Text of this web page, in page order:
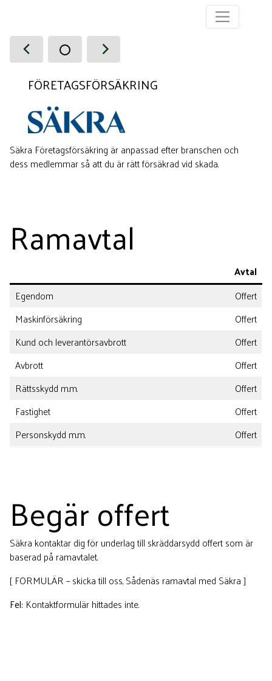
FÖRETAGSFÖRSÄKRING
Säkra Företagsförsäkring är anpassad efter branschen och
dess medlemmar så att du är rätt försäkrad vid skada.
Ramavtal
Avtal
Egendom
Offert
Maskinförsäkring
Offert
Kund och leverantörsavbrott
Offert
Avbrott
Offert
Rättsskydd m.m.
Offert
Fastighet
Offert
Personskydd m.m.
Offert
Begär offert
Säkra kontaktar dig för underlag till skräddarsydd offert som är
baserad på ramavtalet.
[ FORMULÄR – skicka till oss, Sådenäs ramavtal med Säkra ]
Fel: Kontaktformulär hittades inte.